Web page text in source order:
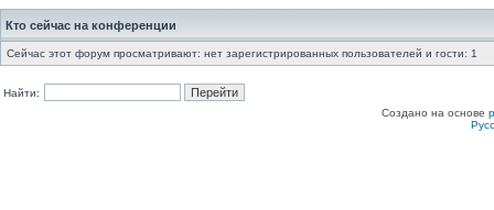
Кто сейчас на конференции
Сейчас этот форум просматривают: нет зарегистрированных пользователей и гости: 1
Найти:
Создано на основе